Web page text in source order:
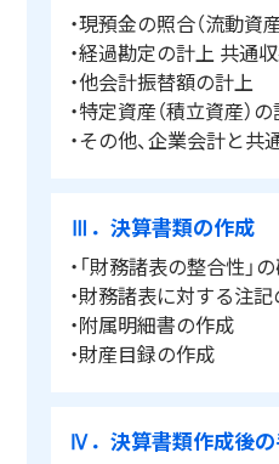
・現預金の照合（流動資
・経過勘定の計上 共通
・他会計振替額の計上
・特定資産（積立資産）
・その他、企業会計と
Ⅲ．決算書類の作成
・「財務諸表の整合性」
・財務諸表に対する注
・附属明細書の作成
・財産目録の作成
Ⅳ．決算書類作成後の